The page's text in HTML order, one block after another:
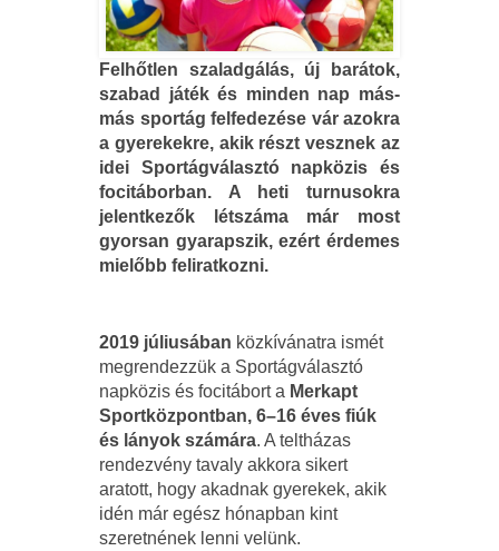
Felhőtlen szaladgálás, új barátok,
szabad játék és minden nap más-
más sportág felfedezése vár azokra
a gyerekekre, akik részt vesznek az
idei Sportágválasztó napközis és
focitáborban. A heti turnusokra
jelentkezők létszáma már most
gyorsan gyarapszik, ezért érdemes
mielőbb feliratkozni.
2019 júliusában közkívánatra ismét
megrendezzük a Sportágválasztó
napközis és focitábort a Merkapt
Sportközpontban, 6–16 éves fiúk
és lányok számára. A teltházas
rendezvény tavaly akkora sikert
aratott, hogy akadnak gyerekek, akik
idén már egész hónapban kint
szeretnének lenni velünk.